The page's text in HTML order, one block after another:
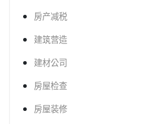
房产减税
建筑营造
建材公司
房屋检查
房屋装修